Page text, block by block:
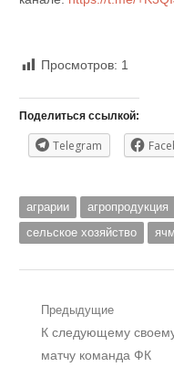
Просмотров: 1
Поделиться ссылкой:
Telegram
аграрии агропродукция
сельское хозяйство
Навигация
Предыдущие
Предыдущий
пост:
К следующему
матчу команда ФК